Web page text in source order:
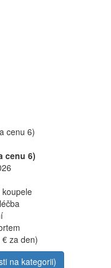
cenu 6)
za den)
na kategorii)